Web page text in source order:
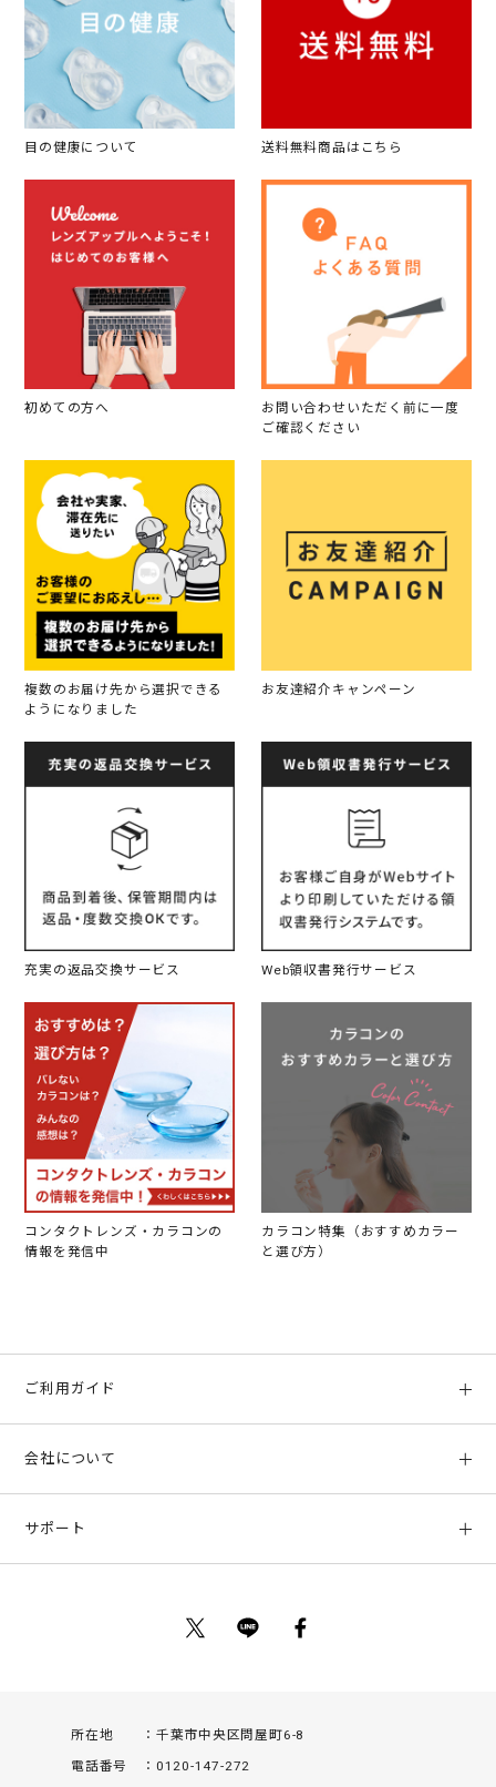
目の健康について 送料無料商品はこちら
初めての方へ
お問い合わせいただく前に一度
ご確認ください
複数のお届け先から選択できる
ようになりました
お友達紹介キャンペーン
充実の返品交換サービス Web領収書発行サービス
コンタクトレンズ・カラコンの
情報を発信中
カラコン特集（おすすめカラー
と選び方）
ご利用ガイド
お支払い方法、配送について
返品について
会社について
サポート
所在地
千葉市中央区問屋町6-8
電話番号
0120-147-272